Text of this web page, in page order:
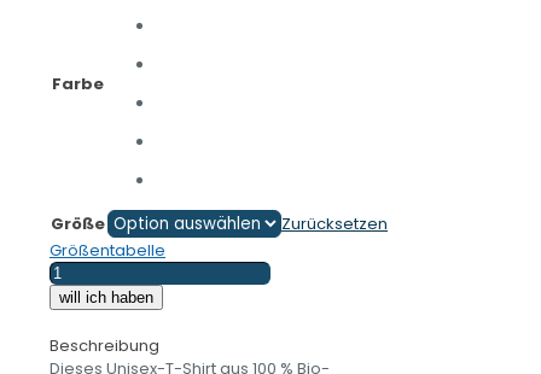
Farbe
Größe
Zurücksetzen
Größentabelle
SACHSENKIND
und
STOLZ
drauf
-
will ich haben
Beschreibung
Dieses Unisex-T-Shirt aus 100 % Bio-